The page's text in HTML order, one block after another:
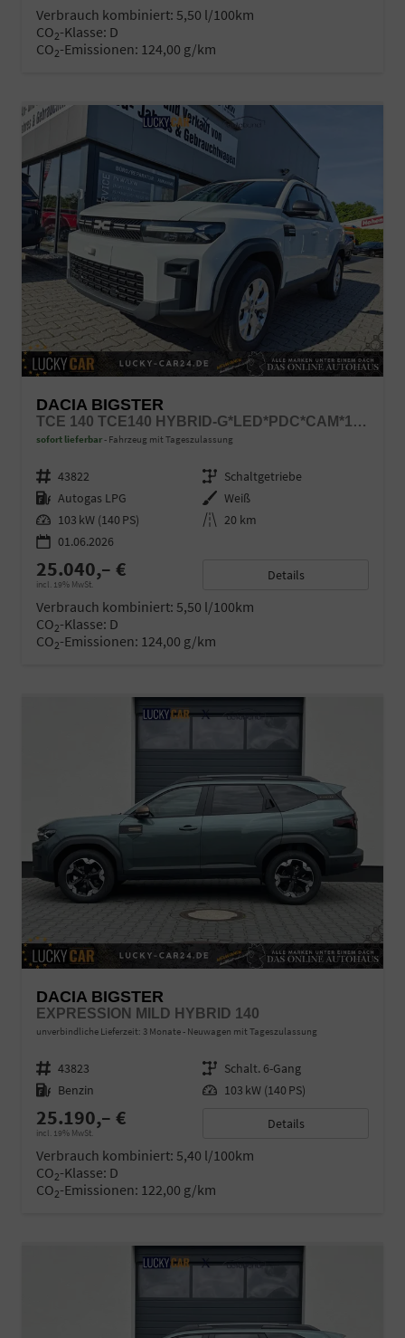
Verbrauch kombiniert: 5,50 l/100km
CO2-Klasse: D
CO2-Emissionen: 124,00 g/km
DACIA BIGSTER
TCE 140 TCE140 HYBRID-G*LED*PDC*CAM*17ZOLL*KLIMA
sofort lieferbar Fahrzeug mit Tageszulassung
Fahrzeugnr. 43822 Getriebe Schaltgetriebe
Kraftstoff Autogas LPG Außenfarbe Weiß
Leistung 103 kW (140 PS) Kilometerstand 20 km
01.06.2026
25.040,– €
incl. 19% MwSt.
Details
Verbrauch kombiniert: 5,50 l/100km
CO2-Klasse: D
CO2-Emissionen: 124,00 g/km
DACIA BIGSTER
EXPRESSION MILD HYBRID 140
unverbindliche Lieferzeit: 3 Monate Neuwagen mit Tageszulassung
Fahrzeugnr. 43823 Getriebe Schalt. 6-Gang
Kraftstoff Benzin Leistung 103 kW (140 PS)
25.190,– €
incl. 19% MwSt.
Details
Verbrauch kombiniert: 5,40 l/100km
CO2-Klasse: D
CO2-Emissionen: 122,00 g/km